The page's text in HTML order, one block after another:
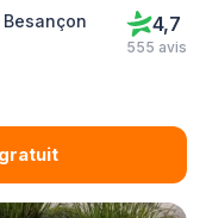
4,7
555 avis